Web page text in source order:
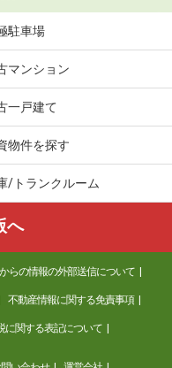
北区東島田町２丁目
駐車場
マンション
一戸建て
物件を探す
/トランクルーム
へ
らの情報の外部送信について
不動産情報に関する免責事項
に関する表記について